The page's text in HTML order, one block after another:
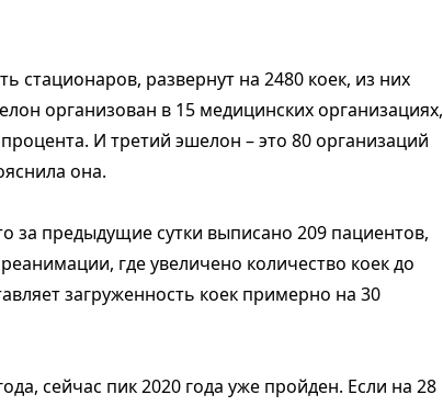
стационаров, развернут на 2480 коек, из них
организован в 15 медицинских организациях,
И третий эшелон – это 80 организаций
она.
за предыдущие сутки выписано 209 пациентов,
где увеличено количество коек до
загруженность коек примерно на 30
сейчас пик 2020 года уже пройден. Если на 28